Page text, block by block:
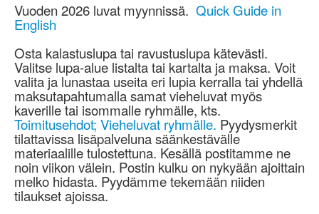
Vuoden 2026 luvat myynnissä. Quick Guide in
English
Osta kalastuslupa tai ravustuslupa kätevästi.
Valitse lupa-alue listalta tai kartalta ja maksa. Voit
valita ja lunastaa useita eri lupia kerralla tai yhdellä
maksutapahtumalla samat vieheluvat myös
kaverille tai isommalle ryhmälle, kts.
Toimitusehdot; Vieheluvat ryhmälle. Pyydysmerkit
tilattavissa lisäpalveluna säänkestävälle
materiaalille tulostettuna. Kesällä postitamme ne
noin viikon välein. Postin kulku on nykyään ajoittain
melko hidasta. Pyydämme tekemään niiden
tilaukset ajoissa.